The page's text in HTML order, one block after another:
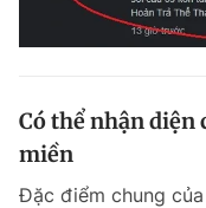
Có thể nhận diện
miền
Đặc điểm chung